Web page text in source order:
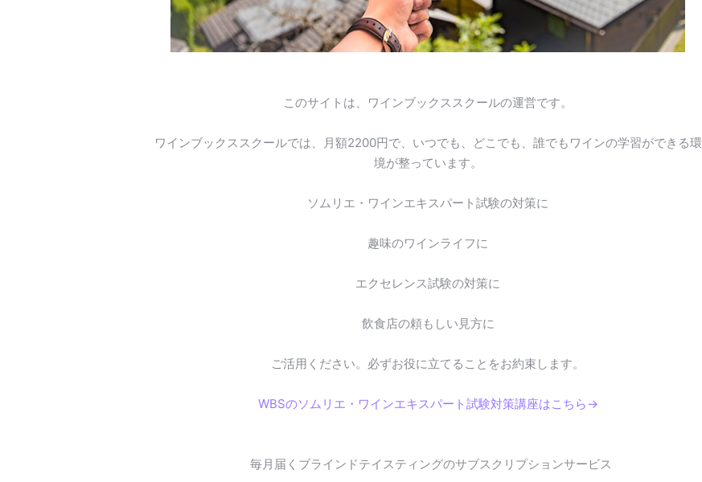
このサイトは、ワインブックススクールの運営です。
ワインブックススクールでは、月額2200円で、いつでも、どこでも、誰でもワインの学習ができる環
境が整っています。
ソムリエ・ワインエキスパート試験の対策に
趣味のワインライフに
エクセレンス試験の対策に
飲食店の頼もしい見方に
ご活用ください。必ずお役に立てることをお約束します。
WBSのソムリエ・ワインエキスパート試験対策講座はこちら→
毎月届くブラインドテイスティングのサブスクリプションサービス